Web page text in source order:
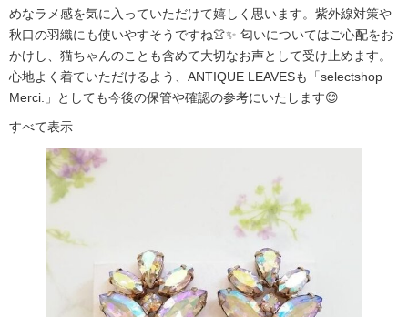
めなラメ感を気に入っていただけて嬉しく思います。紫外線対策や
秋口の羽織にも使いやすそうですね👚✨ 匂いについてはご心配をお
かけし、猫ちゃんのことも含めて大切なお声として受け止めます。
心地よく着ていただけるよう、ANTIQUE LEAVESも「selectshop
Merci.」としても今後の保管や確認の参考にいたします😊
すべて表示